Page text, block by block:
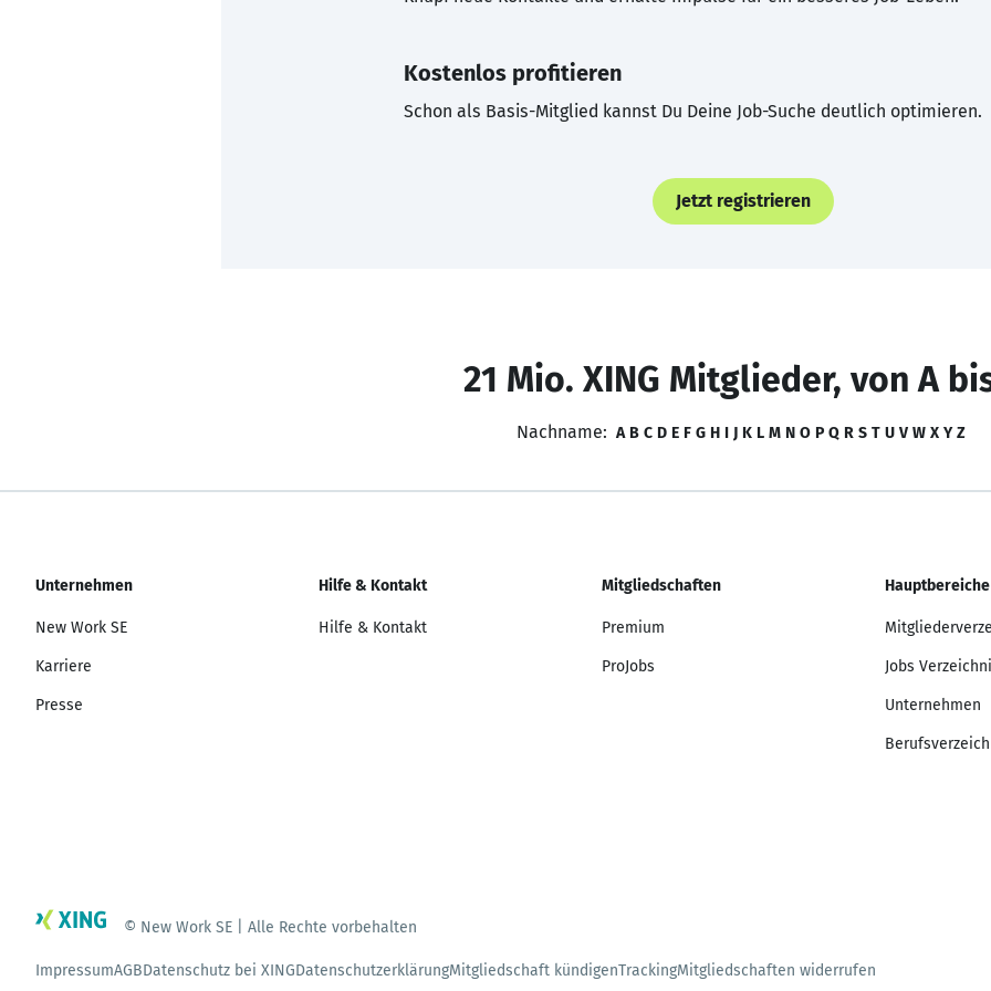
Kostenlos profitieren
Schon als Basis-Mitglied kannst Du Deine Job-Suche deutlich optimieren.
Jetzt registrieren
21 Mio. XING Mitglieder, von A
Nachname: A B C D E F G H I J K L M N O P Q R S T U V W X Y Z
Unternehmen
New Work SE
Karriere
Presse
Hilfe & Kontakt
Hilfe & Kontakt
Mitgliedschaften
Premium
ProJobs
Hauptbereiche
Jobs
Unternehmen
© New Work SE | Alle Rechte vorbehalten
ImpressumAGBDatenschutz bei XINGDatenschutzerklärungMitgliedschaft kündigenTrackingMitgliedschaften widerrufen